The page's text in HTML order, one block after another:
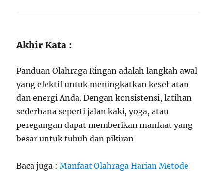
Akhir Kata :
Panduan Olahraga Ringan adalah langkah awal
yang efektif untuk meningkatkan kesehatan
dan energi Anda. Dengan konsistensi, latihan
sederhana seperti jalan kaki, yoga, atau
peregangan dapat memberikan manfaat yang
besar untuk tubuh dan pikiran
Baca juga :Manfaat Olahraga Harian Metode